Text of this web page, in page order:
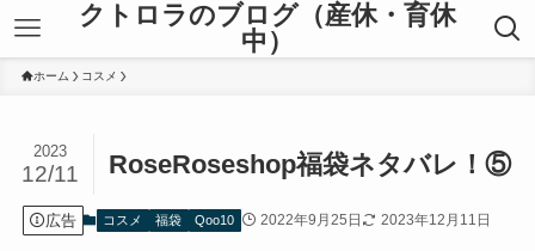
クトロラのブログ（産休・育休
中）
ホーム コスメ
RoseRoseshop福袋ネタバレ！⑤
2023
12/11
広告 コスメ 福袋 Qoo10 2022年9月25日 2023年12月11日